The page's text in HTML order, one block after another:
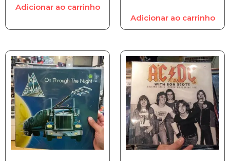
Adicionar ao carrinho
Adicionar ao carrinho